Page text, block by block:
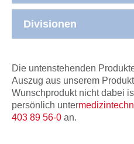
Divisionen
Die untenstehenden
Auszug aus unserem
Wunschprodukt nicht dabei
persönlich unter
403 89 56-0 an.